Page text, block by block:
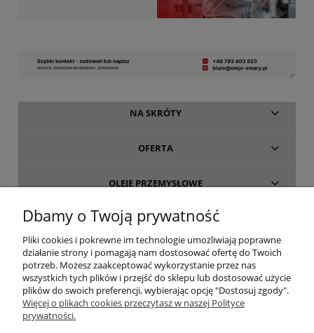
NA SKRÓTY
OFERTA
OLEJE PRZEMYSŁOWE
INFORMACJE
O FIRMIE
Dbamy o Twoją prywatność
Pliki cookies i pokrewne im technologie umożliwiają poprawne
działanie strony i pomagają nam dostosować ofertę do Twoich
potrzeb. Możesz zaakceptować wykorzystanie przez nas
wszystkich tych plików i przejść do sklepu lub dostosować użycie
plików do swoich preferencji, wybierając opcję "Dostosuj zgody".
Więcej o plikach cookies przeczytasz w naszej Polityce
prywatności.